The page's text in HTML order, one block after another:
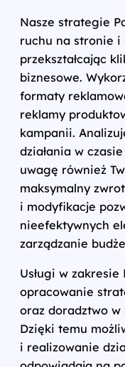
Nasze strategie
ruchu na stronie i
przekształcając
biznesowe.
formaty
reklamy
kampanii.
działania w
uwagę również
maksymalny
i modyfikacje
nieefektywnych
zarządzanie
Usługi w
opracowanie
oraz doradztwo
Dzięki temu
i realizowanie